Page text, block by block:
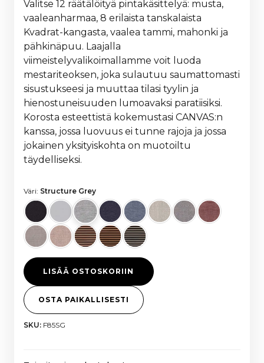
Valitse 12 räätälöityä pintakäsittelyä: musta,
vaaleanharmaa, 8 erilaista tanskalaista
Kvadrat-kangasta, vaalea tammi, mahonki ja
pähkinäpuu. Laajalla
viimeistelyvalikoimallamme voit luoda
mestariteoksen, joka sulautuu saumattomasti
sisustukseesi ja muuttaa tilasi tyylin ja
hienostuneisuuden lumoavaksi paratiisiksi.
Korosta esteettistä kokemustasi CANVAS:n
kanssa, jossa luovuus ei tunne rajoja ja jossa
jokainen yksityiskohta on muotoiltu
täydelliseksi.
Väri: Structure Grey
LISÄÄ OSTOSKORIIN
OSTA PAIKALLISESTI
SKU: F85SG